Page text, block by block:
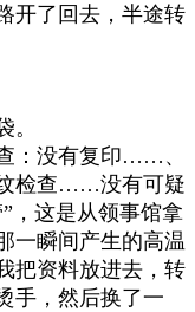
开了回去，半途转
。
：没有复印…… 、
检查……没有可疑
” ，这是从领事馆拿
一瞬间产生的高温
把资料放进去，转
手，然后换了一